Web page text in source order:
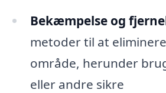
Bekæmpelse og
metoder til at
område, herunder
eller andre sikre